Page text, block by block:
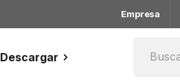
Empresa
Descargar